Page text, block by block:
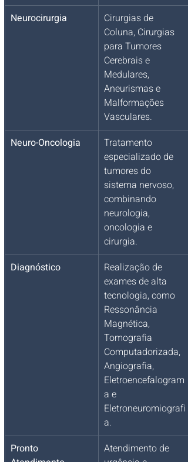
Neurocirurgia
Cirurgias de
Coluna, Cirurgias
para Tumores
Cerebrais e
Medulares,
Aneurismas e
Malformações
Vasculares.
Neuro-Oncologia
Tratamento
especializado de
tumores do
sistema nervoso,
combinando
neurologia,
oncologia e
cirurgia.
Diagnóstico
Realização de
exames de alta
tecnologia, como
Ressonância
Magnética,
Tomografia
Computadorizada,
Angiografia,
Eletroencefalogram
a e
Eletroneuromiografi
a.
Pronto
Atendimento de